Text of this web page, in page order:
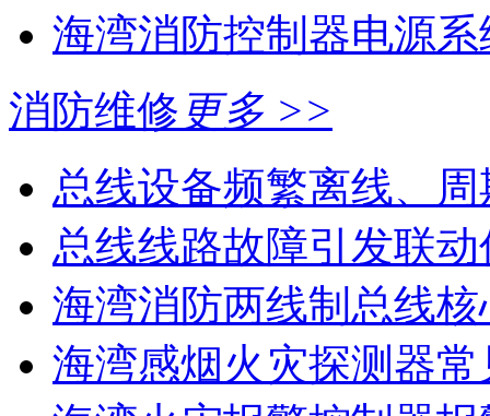
海湾消防控制器电源系
消防维修 更多 >>
总线设备频繁离线、
总线线路故障引发联
海湾消防两线制总线核
海湾感烟火灾探测器常